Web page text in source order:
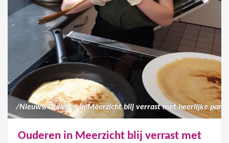
/Nieuws/
Ouderen in Meerzicht blij verrast met